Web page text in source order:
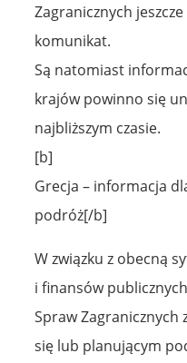
Zagranicznych
komunikat.
Są natomiast
krajów powinno się
najbliższym czasie.
[b]
Grecja – informacja
podróż[/b]
W związku z obecną
i finansów
Spraw Zagranicznych
się lub planującym